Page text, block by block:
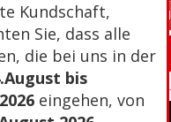
Kundschaft,
Sie, dass alle
die bei uns in der
bis
eingehen, von
VERTRAG WIDERRUFEN